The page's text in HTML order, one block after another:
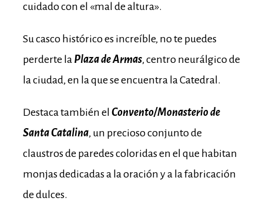
cuidado con el «mal de altura».
Su casco histórico es increíble, no te puedes
perderte la Plaza de Armas, centro neurálgico de
la ciudad, en la que se encuentra la Catedral.
Destaca también el Convento/Monasterio de
Santa Catalina, un precioso conjunto de
claustros de paredes coloridas en el que habitan
monjas dedicadas a la oración y a la fabricación
de dulces.